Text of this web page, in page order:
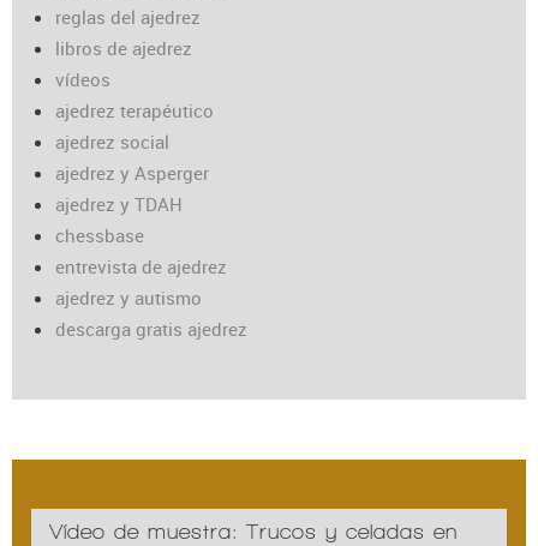
reglas del ajedrez
libros de ajedrez
vídeos
ajedrez terapéutico
ajedrez social
ajedrez y Asperger
ajedrez y TDAH
chessbase
entrevista de ajedrez
ajedrez y autismo
descarga gratis ajedrez
Vídeo de muestra: Trucos y celadas en